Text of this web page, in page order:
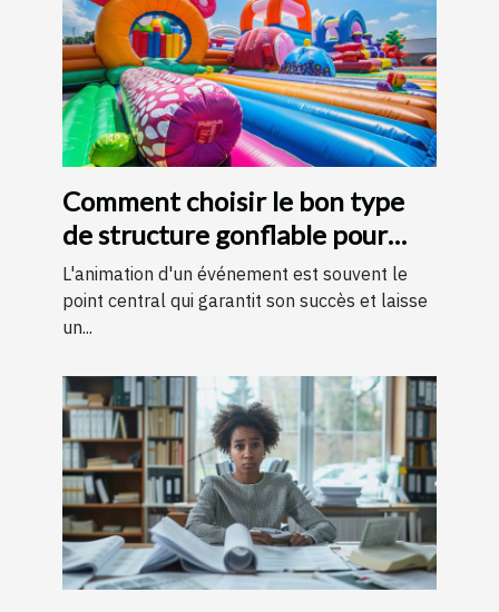
Comment choisir le bon type
de structure gonflable pour
votre événement
L'animation d'un événement est souvent le
point central qui garantit son succès et laisse
un...